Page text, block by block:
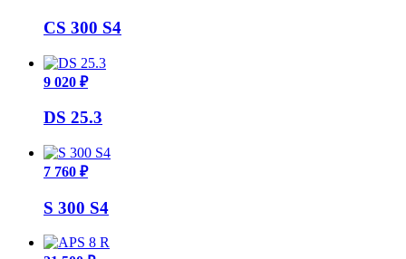
CS 300 S4
9 020 ₽
DS 25.3
7 760 ₽
S 300 S4